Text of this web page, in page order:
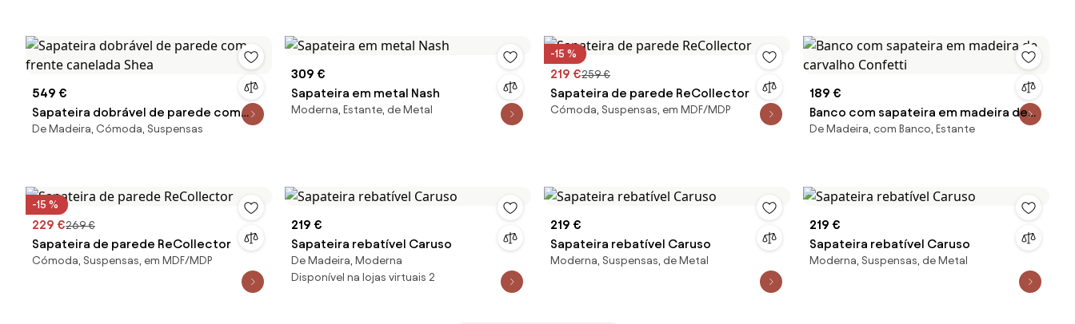
549 €
Sapateira dobrável de parede com
frente canelada Shea
De Madeira, Cómoda, Suspensas
309 €
Sapateira em metal Nash
Moderna, Estante, de Metal
-15 %
219 €259 €
Sapateira de parede ReCollector
Cómoda, Suspensas, em MDF/MDP
189 €
Banco com sapateira em madeira de
carvalho Confetti
De Madeira, com Banco, Estante
-15 %
229 €269 €
Sapateira de parede ReCollector
Cómoda, Suspensas, em MDF/MDP
219 €
Sapateira rebatível Caruso
De Madeira, Moderna
Disponível na lojas virtuais 2
219 €
Sapateira rebatível Caruso
Moderna, Suspensas, de Metal
219 €
Sapateira rebatível Caruso
Moderna, Suspensas, de Metal